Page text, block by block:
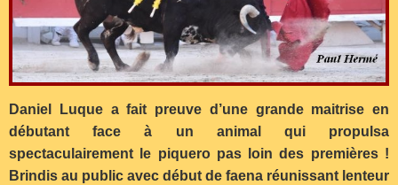
Daniel Luque a fait preuve d’une grande maitrise en
débutant face à un animal qui propulsa
spectaculairement le piquero pas loin des premières !
Brindis au public avec début de faena réunissant lenteur